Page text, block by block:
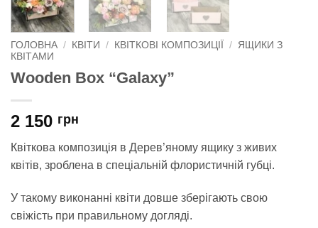
ГОЛОВНА / КВІТИ / КВІТКОВІ КОМПОЗИЦІЇ / ЯЩИКИ З
КВІТАМИ
Wooden Box “Galaxy”
2 150 грн
Квіткова композиція в Дерев’яному ящику з живих
квітів, зроблена в спеціальній флористичній губці.
У такому виконанні квіти довше зберігають свою
свіжість при правильному догляді.